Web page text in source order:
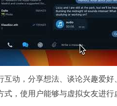
互动，分享想法、谈论兴趣爱
，使用户能够与虚拟女友进行